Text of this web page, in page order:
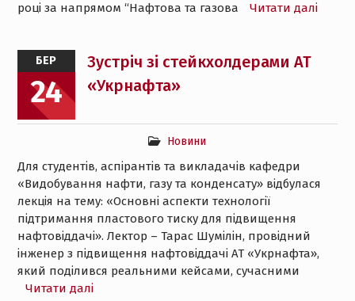
році за напрямом “Нафтова та газова
Читати далі
БЕР
24
Зустріч зі стейкхолдерами АТ
«Укрнафта»
Новини
Для студентів, аспірантів та викладачів кафедри
«Видобування нафти, газу та конденсату» відбулася
лекція на тему: «Основні аспекти технології
підтримання пластового тиску для підвищення
нафтовіддачі». Лектор – Тарас Шумілін, провідний
інженер з підвищення нафтовіддачі АТ «Укрнафта»,
який поділився реальними кейсами, сучасними
Читати далі